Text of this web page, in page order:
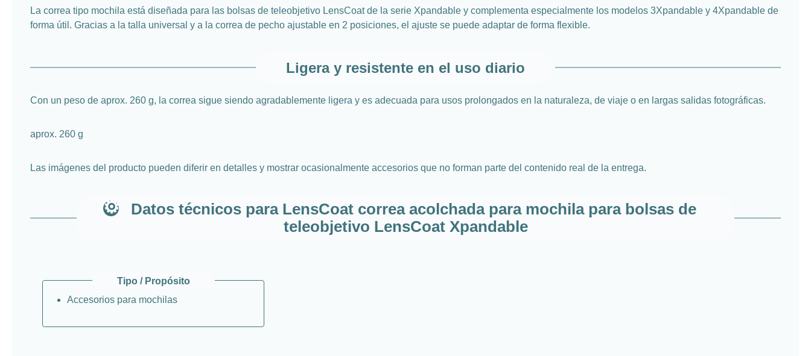
La correa tipo mochila está diseñada para las bolsas de teleobjetivo LensCoat de la serie Xpandable y complementa especialmente los modelos 3Xpandable y 4Xpandable de
forma útil. Gracias a la talla universal y a la correa de pecho ajustable en 2 posiciones, el ajuste se puede adaptar de forma flexible.
Ligera y resistente en el uso diario
Con un peso de aprox. 260 g, la correa sigue siendo agradablemente ligera y es adecuada para usos prolongados en la naturaleza, de viaje o en largas salidas fotográficas.
aprox. 260 g
Las imágenes del producto pueden diferir en detalles y mostrar ocasionalmente accesorios que no forman parte del contenido real de la entrega.
Datos técnicos para LensCoat correa acolchada para mochila para bolsas de
teleobjetivo LensCoat Xpandable
Tipo / Propósito
Accesorios para mochilas